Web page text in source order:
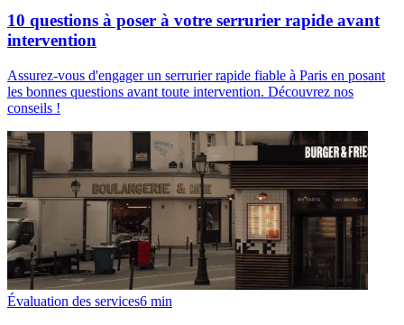
10 questions à poser à votre serrurier rapide avant
intervention
Assurez-vous d'engager un serrurier rapide fiable à Paris en posant
les bonnes questions avant toute intervention. Découvrez nos
conseils !
Évaluation des services6 min